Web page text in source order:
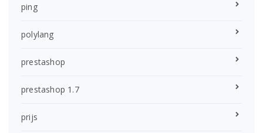
ping
polylang
prestashop
prestashop 1.7
prijs